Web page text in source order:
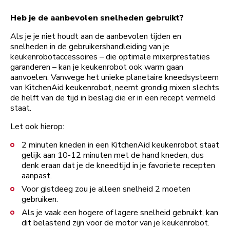
Heb je de aanbevolen snelheden gebruikt?
Als je je niet houdt aan de aanbevolen tijden en
snelheden in de gebruikershandleiding van je
keukenrobotaccessoires – die optimale mixerprestaties
garanderen – kan je keukenrobot ook warm gaan
aanvoelen. Vanwege het unieke planetaire kneedsysteem
van KitchenAid keukenrobot, neemt grondig mixen slechts
de helft van de tijd in beslag die er in een recept vermeld
staat.
Let ook hierop:
2 minuten kneden in een KitchenAid keukenrobot staat
gelijk aan 10-12 minuten met de hand kneden, dus
denk eraan dat je de kneedtijd in je favoriete recepten
aanpast.
Voor gistdeeg zou je alleen snelheid 2 moeten
gebruiken.
Als je vaak een hogere of lagere snelheid gebruikt, kan
dit belastend zijn voor de motor van je keukenrobot.